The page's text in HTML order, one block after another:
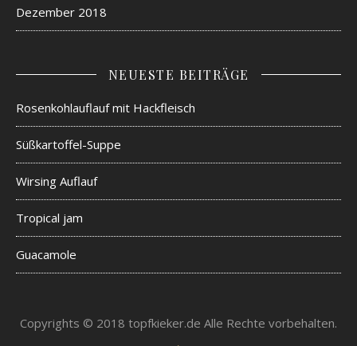
Dezember 2018
NEUESTE BEITRÄGE
Rosenkohlauflauf mit Hackfleisch
Süßkartoffel-Suppe
Wirsing Auflauf
Tropical jam
Guacamole
Copyrights © 2018 topfkieker.de Alle Rechte vorbehalten.